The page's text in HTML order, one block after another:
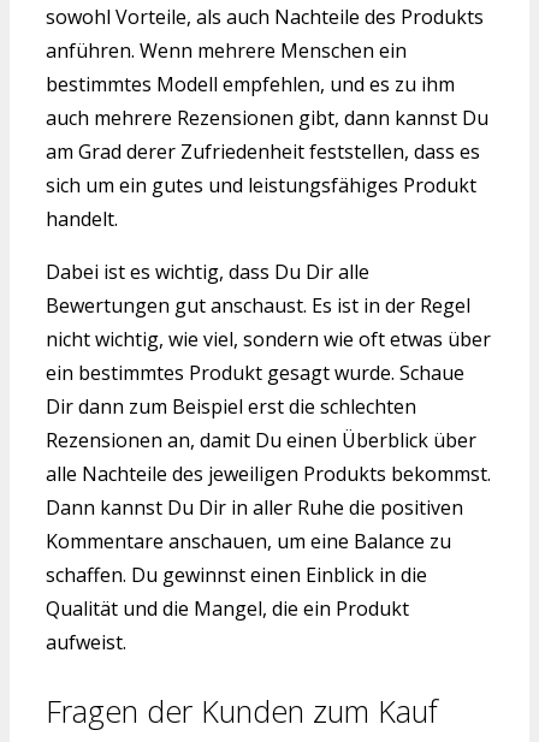
sowohl Vorteile, als auch Nachteile des Produkts
anführen. Wenn mehrere Menschen ein
bestimmtes Modell empfehlen, und es zu ihm
auch mehrere Rezensionen gibt, dann kannst Du
am Grad derer Zufriedenheit feststellen, dass es
sich um ein gutes und leistungsfähiges Produkt
handelt.
Dabei ist es wichtig, dass Du Dir alle
Bewertungen gut anschaust. Es ist in der Regel
nicht wichtig, wie viel, sondern wie oft etwas über
ein bestimmtes Produkt gesagt wurde. Schaue
Dir dann zum Beispiel erst die schlechten
Rezensionen an, damit Du einen Überblick über
alle Nachteile des jeweiligen Produkts bekommst.
Dann kannst Du Dir in aller Ruhe die positiven
Kommentare anschauen, um eine Balance zu
schaffen. Du gewinnst einen Einblick in die
Qualität und die Mangel, die ein Produkt
aufweist.
Fragen der Kunden zum Kauf